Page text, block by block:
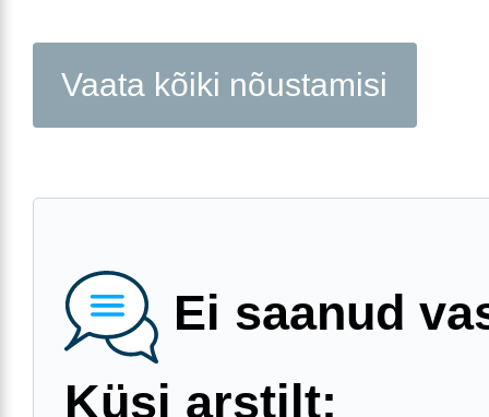
Vaata kõiki nõustamisi
Ei saanud
Küsi arstilt: